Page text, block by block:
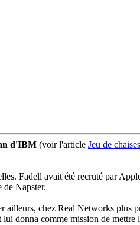
d'IBM (voir l'article Jeu de
Fadell avait été recruté par
Napster.
chez Real Networks plus
donna comme mission de mettre